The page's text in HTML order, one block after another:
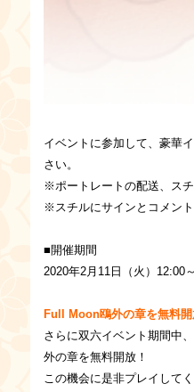
イベントに参加して、豪華
さい。
※ポートレートの配送、ス
※スチルにサインとコメント
■開催期間
2020年2月11日（火）12:00
Full Moon鴎外の章を無料開
さらに双六イベント期間中
外の章を無料開放！
この機会に是非プレイして